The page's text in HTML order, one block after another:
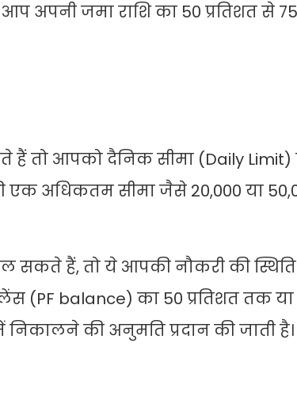
अपनी जमा राशि का 50 प्रतिशत से 75
हैं तो आपको दैनिक सीमा (Daily Limit)
अधिकतम सीमा जैसे 20,000 या
हैं, तो ये आपकी नौकरी की
(PF balance) का 50 प्रतिशत तक या
की अनुमति प्रदान की जाती है।